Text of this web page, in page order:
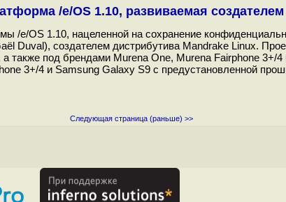
/e/OS 1.10, развиваемая
/e/OS 1.10, нацеленной на сохранение
Duval), создателем дистрибутива Mandrake Linux.
также под брендами Murena One, Murena Fairphone 3+/4
3+/4 и Samsung Galaxy S9 с предустановленной
Следующая страница (раньше) >>